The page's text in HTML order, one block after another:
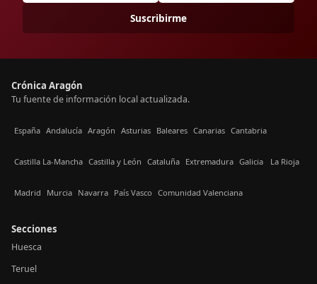
Suscribirme
Crónica Aragón
Tu fuente de información local actualizada.
España Andalucía Aragón Asturias Baleares Canarias Cantabria
Castilla La-Mancha Castilla y León Cataluña Extremadura Galicia La Rioja
Madrid Murcia Navarra País Vasco Comunidad Valenciana
Secciones
Huesca
Teruel